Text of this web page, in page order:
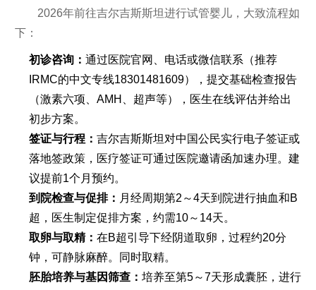
2026年前往吉尔吉斯斯坦进行试管婴儿，大致流程如
下：
初诊咨询： 通过医院官网、电话或微信联系（推荐
IRMC的中文专线18301481609），提交基础检查报告
（激素六项、AMH、超声等），医生在线评估并给出
初步方案。
签证与行程： 吉尔吉斯斯坦对中国公民实行电子签证或
落地签政策，医疗签证可通过医院邀请函加速办理。建
议提前1个月预约。
到院检查与促排： 月经周期第2～4天到院进行抽血和B
超，医生制定促排方案，约需10～14天。
取卵与取精： 在B超引导下经阴道取卵，过程约20分
钟，可静脉麻醉。同时取精。
胚胎培养与基因筛查： 培养至第5～7天形成囊胚，进行